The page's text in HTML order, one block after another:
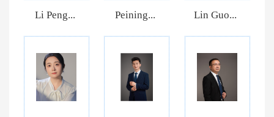
Li Peng... Peining... Lin Guo...